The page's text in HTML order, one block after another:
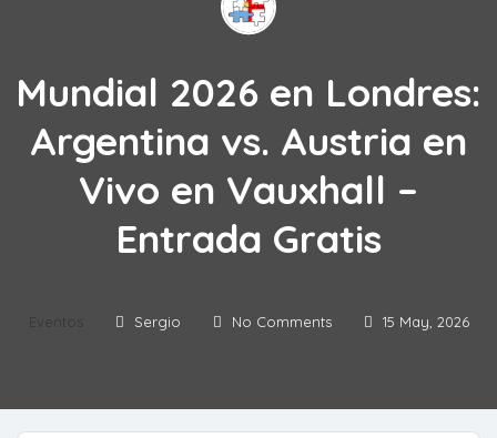
Mundial 2026 en Londres:
Argentina vs. Austria en
Vivo en Vauxhall –
Entrada Gratis
Eventos Sergio No Comments 15 May, 2026